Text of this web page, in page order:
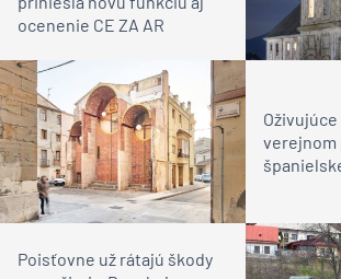
ocenenie CE ZA AR
Poisťovne už rátajú škody